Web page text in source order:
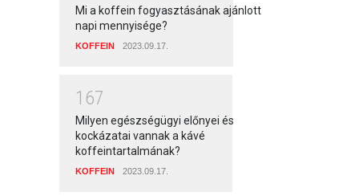
Mi a koffein fogyasztásának ajánlott
napi mennyisége?
KOFFEIN 2023.09.17.
1 67
Milyen egészségügyi előnyei és
kockázatai vannak a kávé
koffeintartalmának?
KOFFEIN 2023.09.17.